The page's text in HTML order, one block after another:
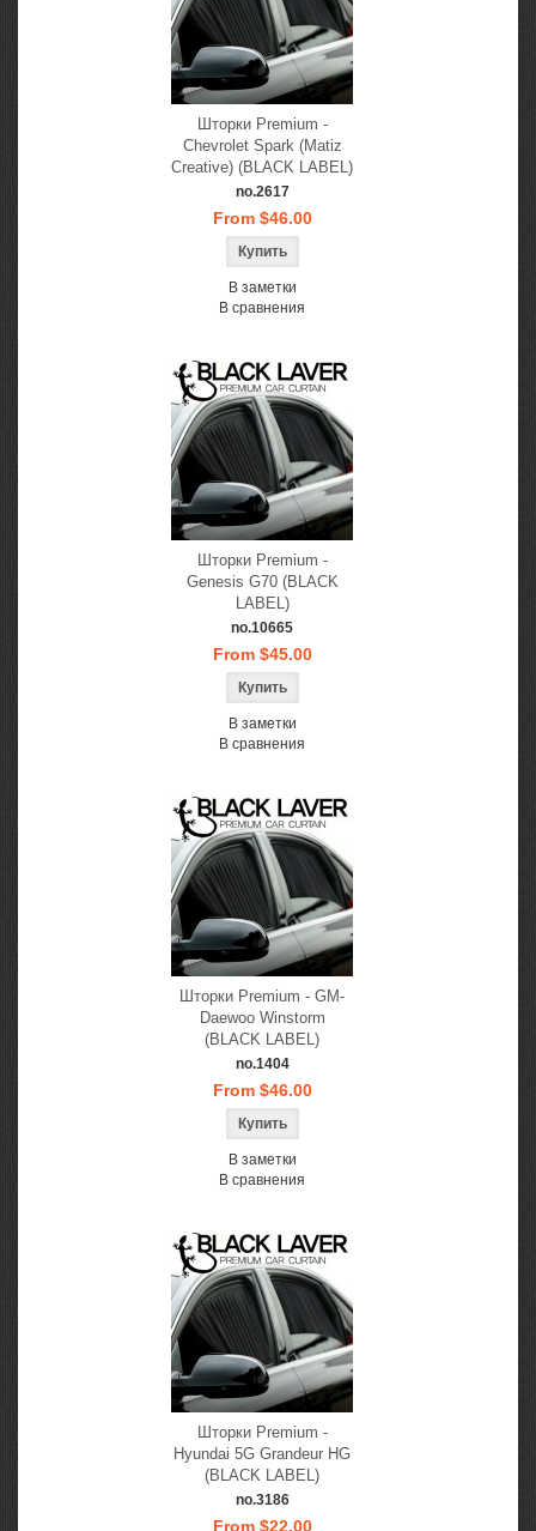
Шторки Premium -
Chevrolet Spark (Matiz
Creative) (BLACK LABEL)
no.2617
From $46.00
В заметки
В сравнения
Шторки Premium -
Genesis G70 (BLACK
LABEL)
no.10665
From $45.00
В заметки
В сравнения
Шторки Premium - GM-
Daewoo Winstorm
(BLACK LABEL)
no.1404
From $46.00
В заметки
В сравнения
Шторки Premium -
Hyundai 5G Grandeur HG
(BLACK LABEL)
no.3186
From $22.00